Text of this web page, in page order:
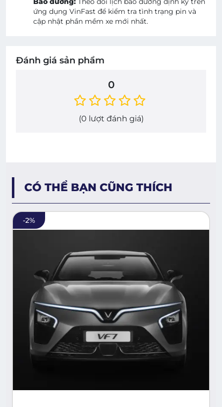
ứng dụng VinFast để kiểm tra tình trạng pin và
cập nhật phần mềm xe mới nhất.
Đánh giá sản phẩm
0
(0 lượt đánh giá)
CÓ THỂ BẠN CŨNG THÍCH
-2%